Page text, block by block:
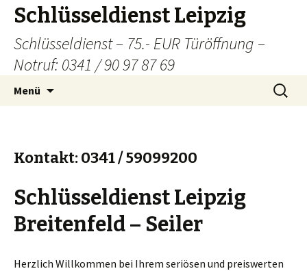
Schlüsseldienst Leipzig
Schlüsseldienst – 75.- EUR Türöffnung –
Notruf: 0341 / 90 97 87 69
Menü
Suchen
nach:
Kontakt: 0341 / 59099200
Schlüsseldienst Leipzig
Breitenfeld – Seiler
Herzlich Willkommen bei Ihrem seriösen und preiswerten